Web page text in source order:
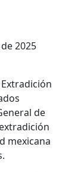
2025
de
mexicana